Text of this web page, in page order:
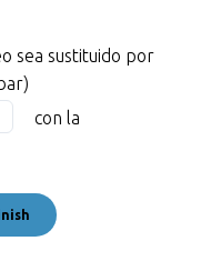
sea sustituido por
in
11
con la